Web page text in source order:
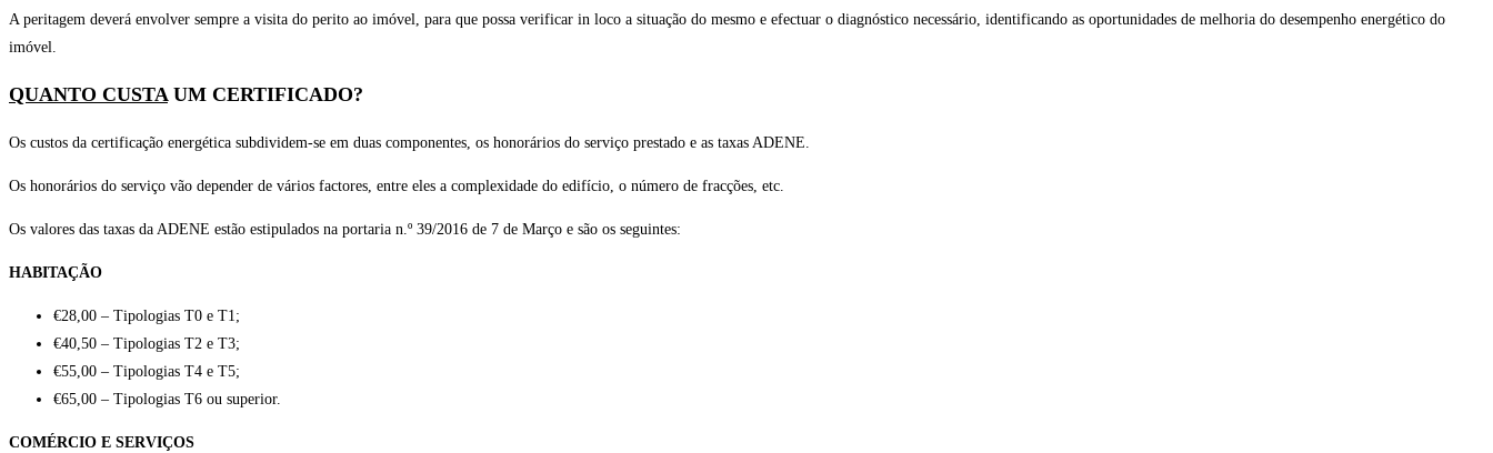
A peritagem deverá envolver sempre a visita do perito ao imóvel, para que possa verificar in loco a situação do mesmo e efectuar o diagnóstico necessário, identificando as oportunidades de melhoria do desempenho energético do
imóvel.
QUANTO CUSTAUM CERTIFICADO?
Os custos da certificação energética subdividem-se em duas componentes, os honorários do serviço prestado e as taxas ADENE.
Os honorários do serviço vão depender de vários factores, entre eles a complexidade do edifício, o número de fracções, etc.
Os valores das taxas da ADENE estão estipulados na portaria n.º 39/2016 de 7 de Março e são os seguintes:
HABITAÇÃO
€28,00 – Tipologias T0 e T1;
€40,50 – Tipologias T2 e T3;
€55,00 – Tipologias T4 e T5;
€65,00 – Tipologias T6 ou superior.
COMÉRCIO E SERVIÇOS